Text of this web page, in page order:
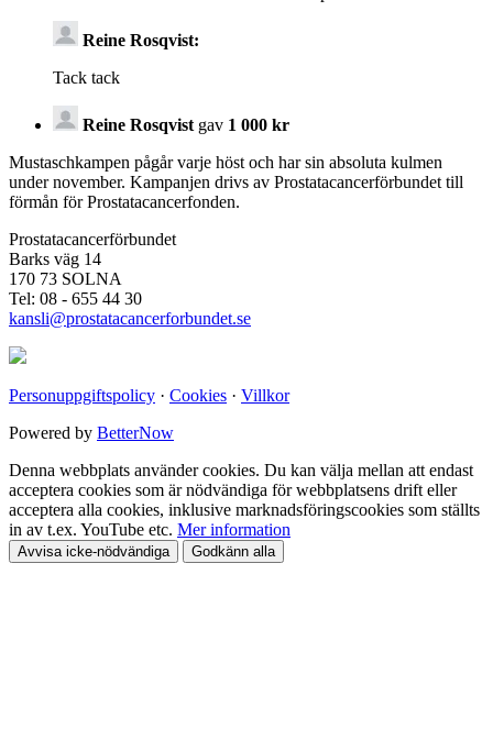
Reine Rosqvist:
Tack tack
Reine Rosqvist gav 1 000 kr
Mustaschkampen pågår varje höst och har sin absoluta kulmen
under november. Kampanjen drivs av Prostata­cancerförbundet till
förmån för Prostata­cancerfonden.
Prostatacancerförbundet
Barks väg 14
170 73 SOLNA
Tel: 08 - 655 44 30
kansli@prostatacancerforbundet.se
Personuppgiftspolicy · Cookies · Villkor
Powered by BetterNow
Denna webbplats använder cookies. Du kan välja mellan att endast
acceptera cookies som är nödvändiga för webbplatsens drift eller
acceptera alla cookies, inklusive marknadsföringscookies som ställts
in av t.ex. YouTube etc. Mer information
Avvisa icke-nödvändiga Godkänn alla